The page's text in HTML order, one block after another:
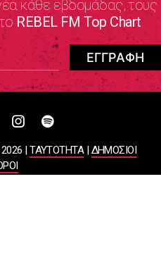
κάθε εβδομάδας, τους
REBEL FM Top Chart
2026 |ΤΑΥΤΟΤΗΤΑ|ΔΗΜΟΣΙΟΙ